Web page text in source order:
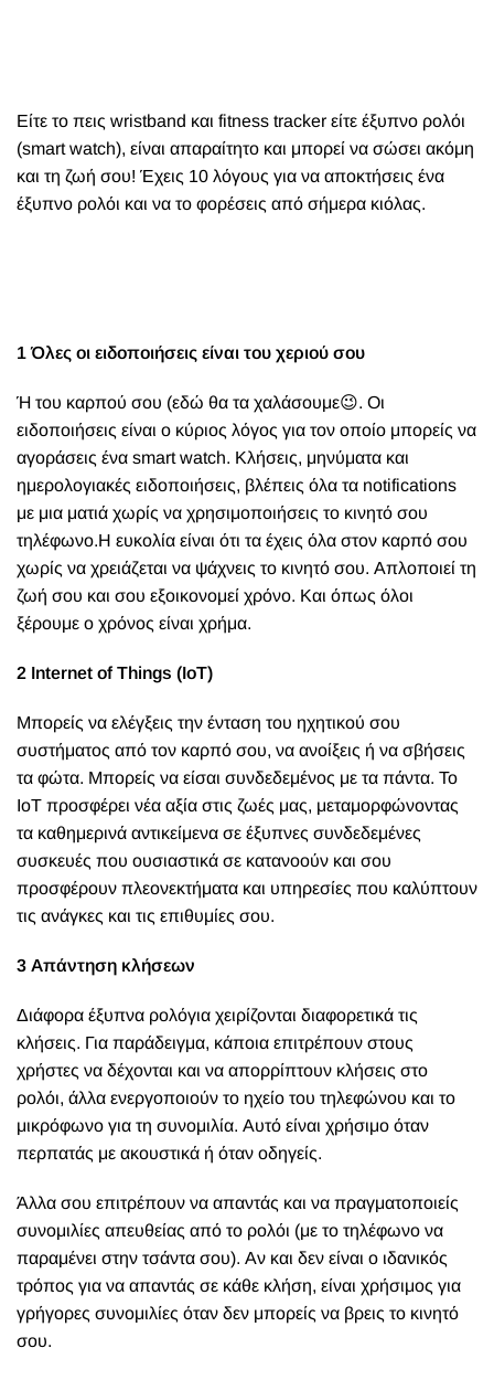
Είτε το πεις wristband και fitness tracker είτε έξυπνο ρολόι
(smart watch), είναι απαραίτητο και μπορεί να σώσει ακόμη
και τη ζωή σου! Έχεις 10 λόγους για να αποκτήσεις ένα
έξυπνο ρολόι και να το φορέσεις από σήμερα κιόλας.
1 Όλες οι ειδοποιήσεις είναι του χεριού σου
Ή του καρπού σου (εδώ θα τα χαλάσουμε😉. Οι
ειδοποιήσεις είναι ο κύριος λόγος για τον οποίο μπορείς να
αγοράσεις ένα smart watch. Κλήσεις, μηνύματα και
ημερολογιακές ειδοποιήσεις, βλέπεις όλα τα notifications
με μια ματιά χωρίς να χρησιμοποιήσεις το κινητό σου
τηλέφωνο.Η ευκολία είναι ότι τα έχεις όλα στον καρπό σου
χωρίς να χρειάζεται να ψάχνεις το κινητό σου. Απλοποιεί τη
ζωή σου και σου εξοικονομεί χρόνο. Και όπως όλοι
ξέρουμε ο χρόνος είναι χρήμα.
2 Internet of Things (ΙoΤ)
Μπορείς να ελέγξεις την ένταση του ηχητικού σου
συστήματος από τον καρπό σου, να ανοίξεις ή να σβήσεις
τα φώτα. Μπορείς να είσαι συνδεδεμένος με τα πάντα. Το
IoT προσφέρει νέα αξία στις ζωές μας, μεταμορφώνοντας
τα καθημερινά αντικείμενα σε έξυπνες συνδεδεμένες
συσκευές που ουσιαστικά σε κατανοούν και σου
προσφέρουν πλεονεκτήματα και υπηρεσίες που καλύπτουν
τις ανάγκες και τις επιθυμίες σου.
3 Απάντηση κλήσεων
Διάφορα έξυπνα ρολόγια χειρίζονται διαφορετικά τις
κλήσεις. Για παράδειγμα, κάποια επιτρέπουν στους
χρήστες να δέχονται και να απορρίπτουν κλήσεις στο
ρολόι, άλλα ενεργοποιούν το ηχείο του τηλεφώνου και το
μικρόφωνο για τη συνομιλία. Αυτό είναι χρήσιμο όταν
περπατάς με ακουστικά ή όταν οδηγείς.
Άλλα σου επιτρέπουν να απαντάς και να πραγματοποιείς
συνομιλίες απευθείας από το ρολόι (με το τηλέφωνο να
παραμένει στην τσάντα σου). Αν και δεν είναι ο ιδανικός
τρόπος για να απαντάς σε κάθε κλήση, είναι χρήσιμος για
γρήγορες συνομιλίες όταν δεν μπορείς να βρεις το κινητό
σου.